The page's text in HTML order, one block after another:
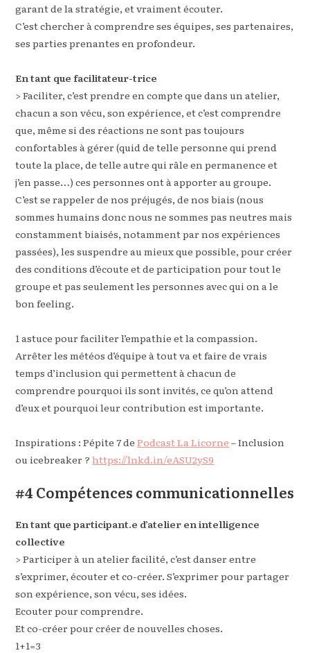
garant de la stratégie, et vraiment écouter.
C’est chercher à comprendre ses équipes, ses partenaires,
ses parties prenantes en profondeur.
En tant que facilitateur-trice
> Faciliter, c’est prendre en compte que dans un atelier,
chacun a son vécu, son expérience, et c’est comprendre
que, même si des réactions ne sont pas toujours
confortables à gérer (quid de telle personne qui prend
toute la place, de telle autre qui râle en permanence et
j’en passe…) ces personnes ont à apporter au groupe.
C’est se rappeler de nos préjugés, de nos biais (nous
sommes humains donc nous ne sommes pas neutres mais
constamment biaisés, notamment par nos expériences
passées), les suspendre au mieux que possible, pour créer
des conditions d’écoute et de participation pour tout le
groupe et pas seulement les personnes avec qui on a le
bon feeling.
1 astuce pour faciliter l’empathie et la compassion.
Arrêter les météos d’équipe à tout va et faire de vrais
temps d’inclusion qui permettent à chacun de
comprendre pourquoi ils sont invités, ce qu’on attend
d’eux et pourquoi leur contribution est importante.
Inspirations : Pépite 7 dePodcast La Licorne – Inclusion
ou icebreaker ?https://lnkd.in/eASU2yS9
#4 Compétences communicationnelles
En tant que participant.e d’atelier en intelligence
collective
> Participer à un atelier facilité, c’est danser entre
s’exprimer, écouter et co-créer. S’exprimer pour partager
son expérience, son vécu, ses idées.
Ecouter pour comprendre.
Et co-créer pour créer de nouvelles choses.
1+1=3